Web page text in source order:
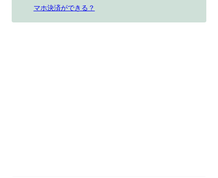
マホ決済ができる？